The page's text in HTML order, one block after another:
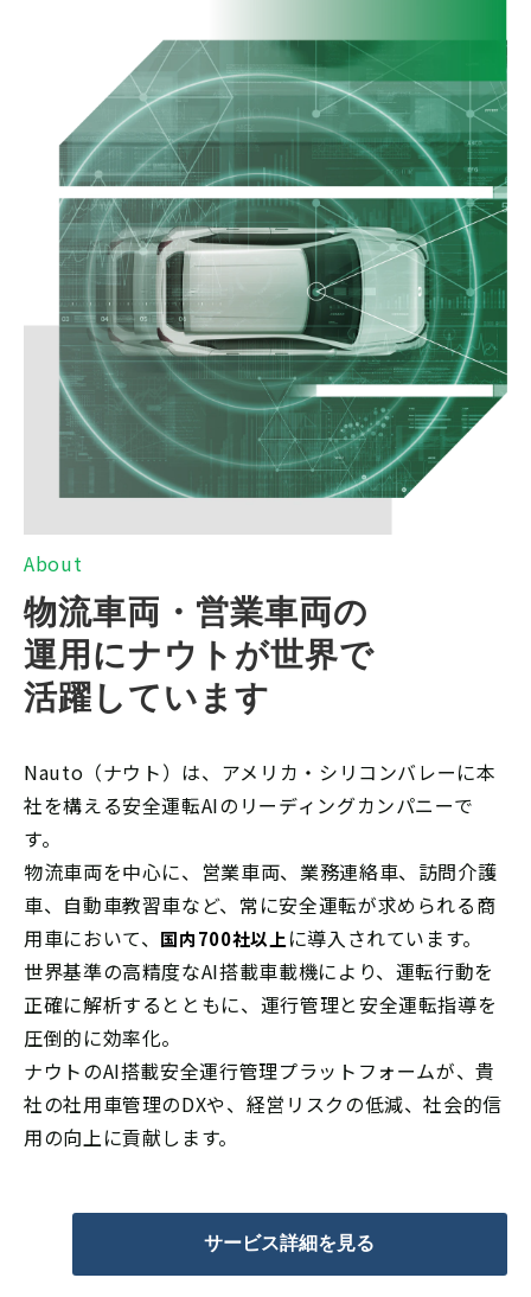
About
物流車両・営業車両の
運用にナウトが世界で
活躍しています
Nauto（ナウト）は、アメリカ・シリコンバレーに本
社を構える安全運転AIのリーディングカンパニーで
す。
物流車両を中心に、営業車両、業務連絡車、訪問介護
車、自動車教習車など、常に安全運転が求められる商
用車において、 国内700社以上に導入されています。
世界基準の高精度なAI搭載車載機により、運転行動を
正確に解析するとともに、運行管理と安全運転指導を
圧倒的に効率化。
ナウトのAI搭載安全運行管理プラットフォームが、貴
社の社用車管理のDXや、経営リスクの低減、社会的信
用の向上に貢献します。
サービス詳細を見る